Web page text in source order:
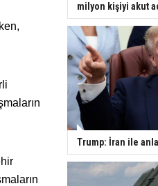
milyon kişiyi akut
Trump: İran ile